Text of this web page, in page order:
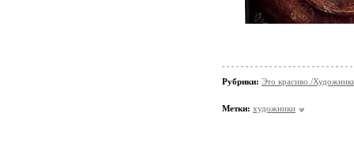
Рубрики: Это красиво./
Метки: художники